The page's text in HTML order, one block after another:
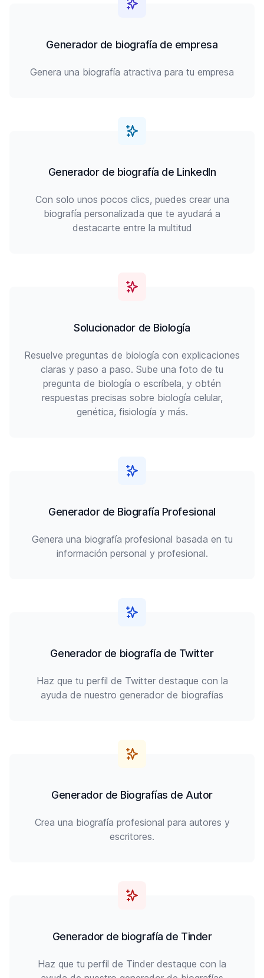
Generador de biografía de empresa
Genera una biografía atractiva para tu empresa
Generador de biografía de LinkedIn
Con solo unos pocos clics, puedes crear una
biografía personalizada que te ayudará a
destacarte entre la multitud
Solucionador de Biología
Resuelve preguntas de biología con explicaciones
claras y paso a paso. Sube una foto de tu
pregunta de biología o escríbela, y obtén
respuestas precisas sobre biología celular,
genética, fisiología y más.
Generador de Biografía Profesional
Genera una biografía profesional basada en tu
información personal y profesional.
Generador de biografía de Twitter
Haz que tu perfil de Twitter destaque con la
ayuda de nuestro generador de biografías
Generador de Biografías de Autor
Crea una biografía profesional para autores y
escritores.
Generador de biografía de Tinder
Haz que tu perfil de Tinder destaque con la